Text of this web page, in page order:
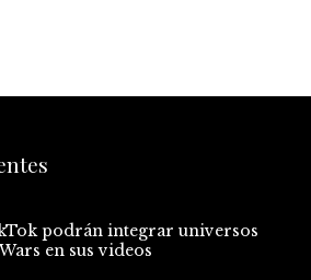
podrán integrar universos
en sus videos